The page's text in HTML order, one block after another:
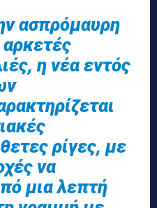
ασπρόμαυρη
αρκετές
η νέα εντός
ρίγες, με
να
μια λεπτή